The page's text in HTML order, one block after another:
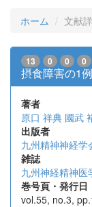
ホーム 文献
13 0 0 0
摂食障害の1例
著者
原口 祥典 國武
出版者
九州精神神経学
雑誌
九州神経精神医
巻号頁・発行日
vol.55, no.3,